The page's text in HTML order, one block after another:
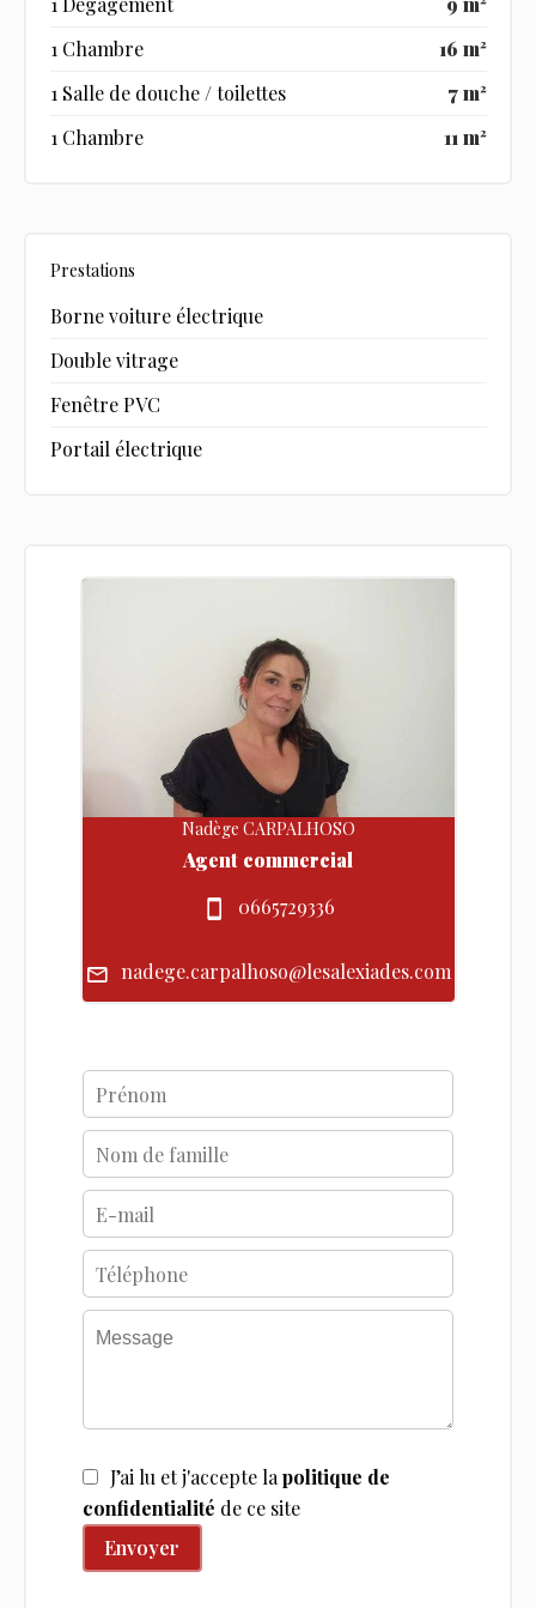
1 Chambre
16 m²
1 Salle de douche / toilettes
7 m²
1 Chambre
11 m²
Prestations
Borne voiture électrique
Double vitrage
Fenêtre PVC
Portail électrique
Nadège CARPALHOSO
Agent commercial
0665729336
nadege.carpalhoso@lesalexiades.com
J’ai lu et j'accepte lapolitique de
confidentialité de ce site
Envoyer